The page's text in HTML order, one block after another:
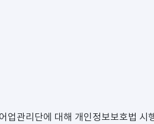
관리단에 대해 개인정보보호법